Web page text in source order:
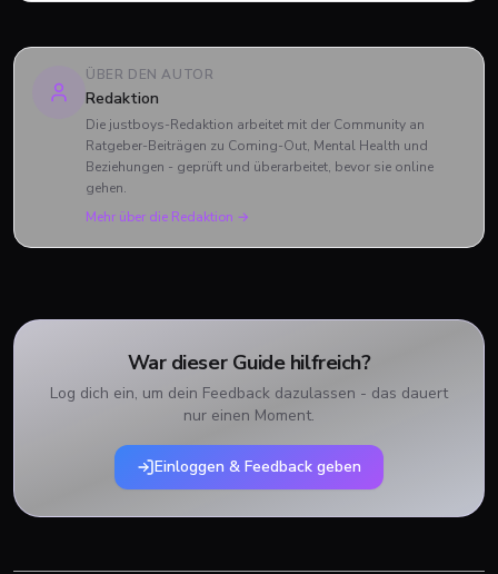
ÜBER DEN AUTOR
Redaktion
Die justboys-Redaktion arbeitet mit der Community an
Ratgeber-Beiträgen zu Coming-Out, Mental Health und
Beziehungen - geprüft und überarbeitet, bevor sie online
gehen.
Mehr über die Redaktion →
War dieser Guide hilfreich?
Log dich ein, um dein Feedback dazulassen - das dauert
nur einen Moment.
Einloggen & Feedback geben